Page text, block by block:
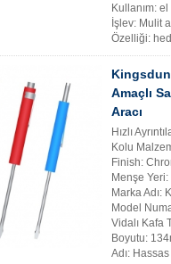
Kullanım:
İşlev: Mulit
Özelliği:
Amaçlı
Aracı
Hızlı
Kolu
Finish:
Menşe Yeri:
Marka Adı:
Model
Vidalı Kafa
Boyutu:
Adı: